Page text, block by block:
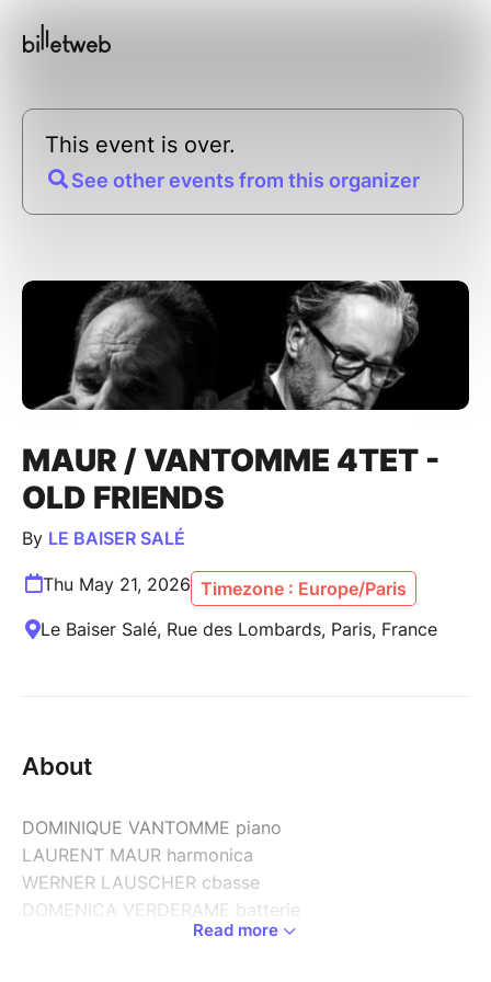
This event is over.
See other events from this organizer
MAUR / VANTOMME 4TET -
OLD FRIENDS
By LE BAISER SALÉ
Thu May 21, 2026 Timezone : Europe/Paris
Le Baiser Salé, Rue des Lombards, Paris, France
About
DOMINIQUE VANTOMME piano
LAURENT MAUR harmonica
WERNER LAUSCHER cbasse
DOMENICA VERDERAME batterie
Read more